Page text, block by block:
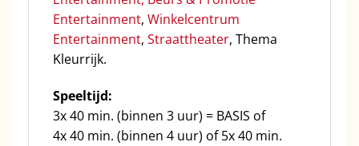
Entertainment, Winkelcentrum
Entertainment, Straattheater, Thema
Kleurrijk.
Speeltijd:
3x 40 min. (binnen 3 uur) = BASIS of
4x 40 min. (binnen 4 uur) of 5x 40 min.